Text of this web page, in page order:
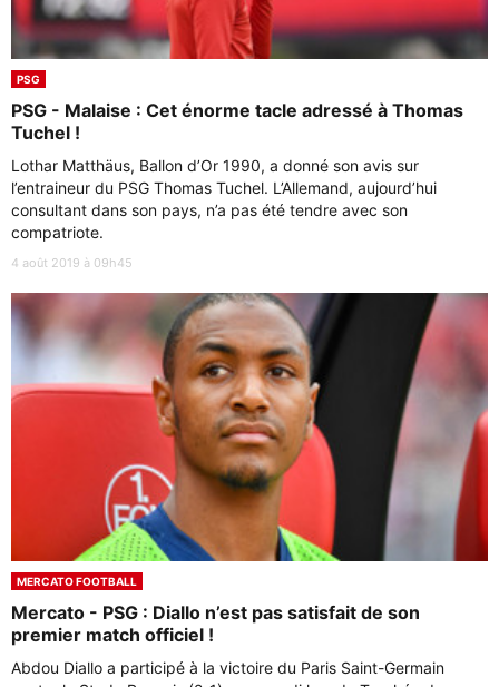
PSG
PSG - Malaise : Cet énorme tacle adressé à Thomas
Tuchel !
Lothar Matthäus, Ballon d’Or 1990, a donné son avis sur
l’entraineur du PSG Thomas Tuchel. L’Allemand, aujourd’hui
consultant dans son pays, n’a pas été tendre avec son
compatriote.
4 août 2019 à 09h45
MERCATO FOOTBALL
Mercato - PSG : Diallo n’est pas satisfait de son
premier match officiel !
Abdou Diallo a participé à la victoire du Paris Saint-Germain